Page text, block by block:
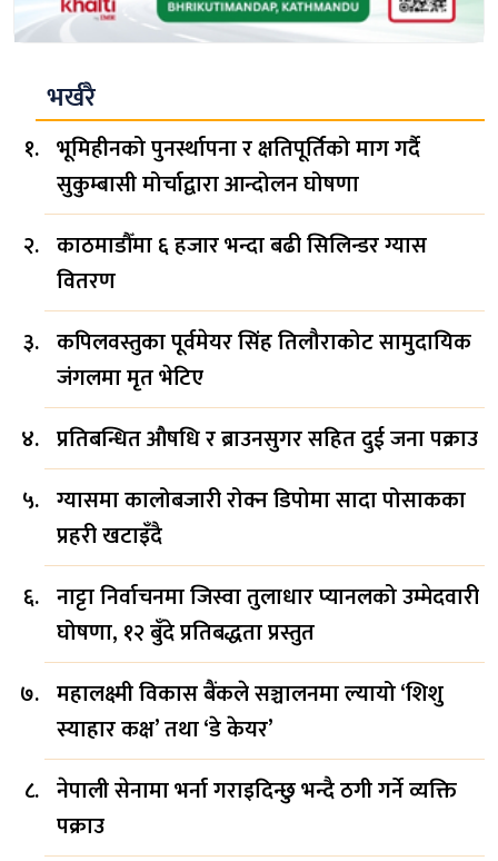
भर्खरै
भूमिहीनको पुनर्स्थापना र क्षतिपूर्तिको माग गर्दै
सुकुम्बासी मोर्चाद्वारा आन्दोलन घोषणा
काठमाडौँमा ६ हजार भन्दा बढी सिलिन्डर ग्यास
वितरण
कपिलवस्तुका पूर्वमेयर सिंह तिलौराकोट सामुदायिक
जंगलमा मृत भेटिए
प्रतिबन्धित औषधि र ब्राउनसुगर सहित दुई जना पक्राउ
ग्यासमा कालोबजारी रोक्न डिपोमा सादा पोसाकका
प्रहरी खटाइँदै
नाट्टा निर्वाचनमा जिस्वा तुलाधार प्यानलको उम्मेदवारी
घोषणा, १२ बुँदे प्रतिबद्धता प्रस्तुत
महालक्ष्मी विकास बैंकले सञ्चालनमा ल्यायो ‘शिशु
स्याहार कक्ष’ तथा ‘डे केयर’
नेपाली सेनामा भर्ना गराइदिन्छु भन्दै ठगी गर्ने व्यक्ति
पक्राउ